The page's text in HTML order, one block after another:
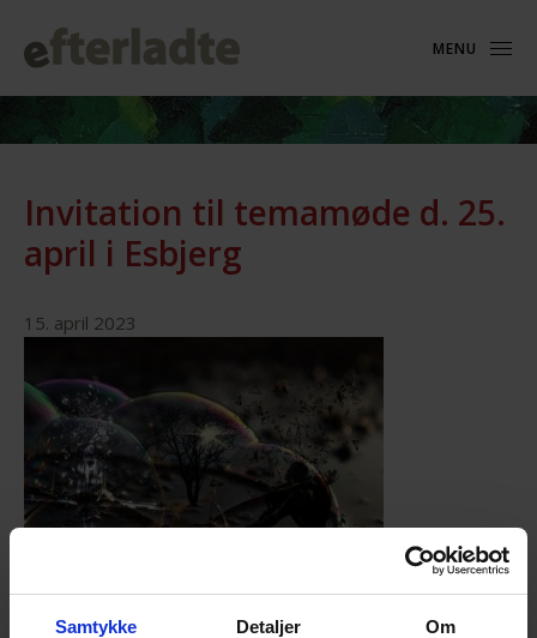
Samtykke Detaljer Om
MENU
Invitation til temamøde d. 25.
april i Esbjerg
15. april 2023
Vi inviterer til temamøde i Esbjerg, hvor vi på sigt gerne vil